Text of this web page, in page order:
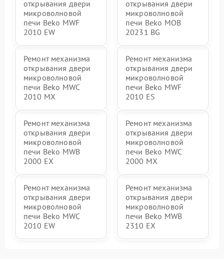
открывания двери
микроволновой
печи Beko MWF
2010 EW
открывания двери
микроволновой
печи Beko MOB
20231 BG
Ремонт механизма
открывания двери
микроволновой
печи Beko MWC
2010 MX
Ремонт механизма
открывания двери
микроволновой
печи Beko MWF
2010 ES
Ремонт механизма
открывания двери
микроволновой
печи Beko MWB
2000 EX
Ремонт механизма
открывания двери
микроволновой
печи Beko MWC
2000 MX
Ремонт механизма
открывания двери
микроволновой
печи Beko MWC
2010 EW
Ремонт механизма
открывания двери
микроволновой
печи Beko MWB
2310 EX